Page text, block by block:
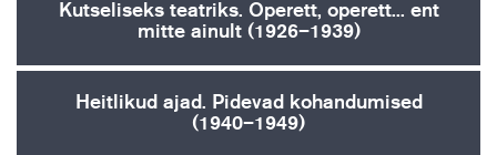
Kutseliseks teatriks. Operett, operett... ent
mitte ainult (1926–1939)
Heitlikud ajad. Pidevad kohandumised
(1940–1949)